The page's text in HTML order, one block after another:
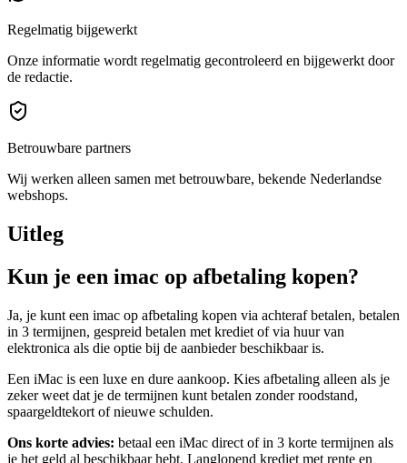
Regelmatig bijgewerkt
Onze informatie wordt regelmatig gecontroleerd en bijgewerkt door
de redactie.
Betrouwbare partners
Wij werken alleen samen met betrouwbare, bekende Nederlandse
webshops.
Uitleg
Kun je een imac op afbetaling kopen?
Ja, je kunt een imac op afbetaling kopen via achteraf betalen, betalen
in 3 termijnen, gespreid betalen met krediet of via huur van
elektronica als die optie bij de aanbieder beschikbaar is.
Een iMac is een luxe en dure aankoop. Kies afbetaling alleen als je
zeker weet dat je de termijnen kunt betalen zonder roodstand,
spaargeldtekort of nieuwe schulden.
Ons korte advies: betaal een iMac direct of in 3 korte termijnen als
je het geld al beschikbaar hebt. Langlopend krediet met rente en